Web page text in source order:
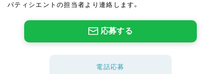
パティシエントの担当者より連絡します。
応募する
電話応募